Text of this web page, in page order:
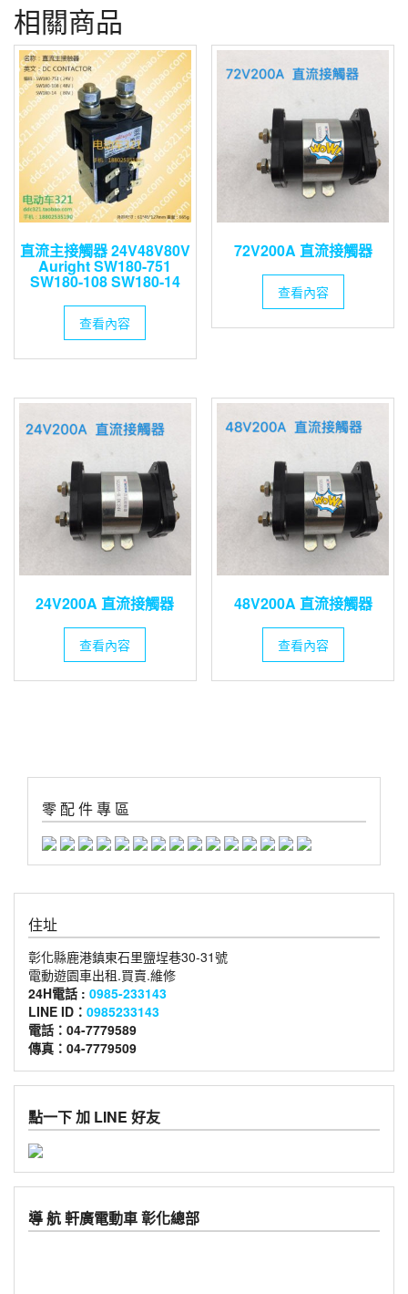
相關商品
直流主接觸器 24V48V80V
Auright SW180-751
SW180-108 SW180-14
查看內容
72V200A 直流接觸器
查看內容
24V200A 直流接觸器
查看內容
48V200A 直流接觸器
查看內容
零 配 件 專 區
住址
彰化縣鹿港鎮東石里鹽埕巷30-31號
電動遊園車出租.買賣.維修
24H電話 : 0985-233143
LINE ID： 0985233143
電話：04-7779589
傳真：04-7779509
點一下 加 LINE 好友
導 航 軒廣電動車 彰化總部